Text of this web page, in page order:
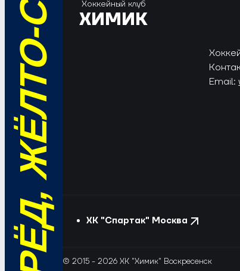
Хоккейный клуб
ХИМИК
Email:
ХК "Спартак" Москва
© 2015 - 2026 ХК "Химик" Воскресенск